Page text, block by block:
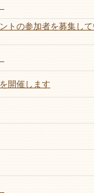
トの参加者を募集し
開催します